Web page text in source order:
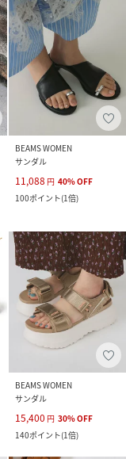
BEAMS WOMEN
サンダル
11,088 円 40%OFF
100ポイント(1倍)
BEAMS WOMEN
サンダル
15,400 円 30%OFF
140ポイント(1倍)